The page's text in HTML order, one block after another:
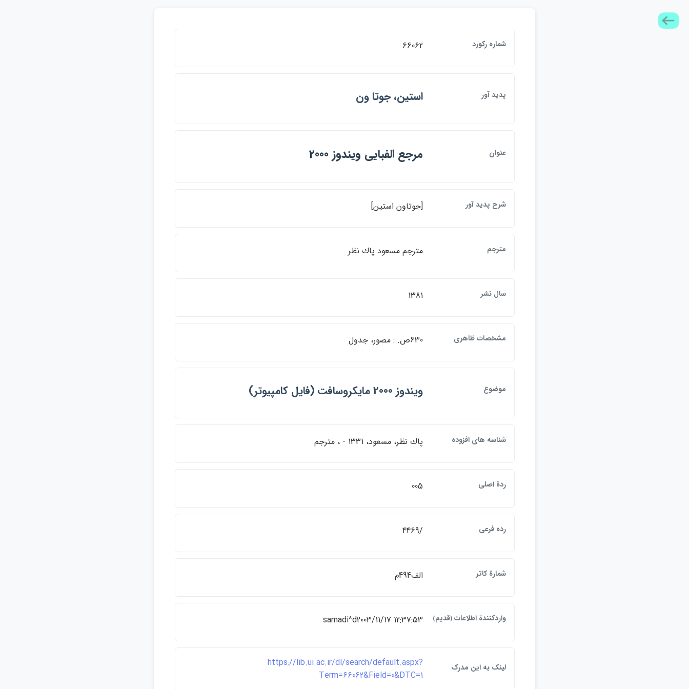
شماره ركورد 66062
پديد آور استين، جوتا ون
عنوان مرجع الفبايي ويندوز 2000
شرح پديد آور [جوتاون استين]
مترجم مترجم مسعود پاك نظر
سال نشر 1381
مشخصات ظاهري 630ص. : مصور، جدول
موضوع ويندوز 2000 مايكروسافت (فايل كامپيوتر)
شناسه هاي افزوده پاك نظر، مسعود، 1331 - ، مترجم
ردة اصلي 005
رده فرعي /4469
شمارة كاتر الف494م
واردكنندة اطلاعات ﴿قديم﴾ samadi^d2003/11/17 12:37:53
لينک به اين مدرک
https://lib.ui.ac.ir/dl/search/default.aspx?
Term=66062&Field=0&DTC=1